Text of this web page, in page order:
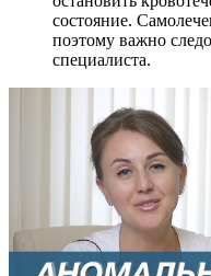
состояние.
поэтому важно
специалиста.